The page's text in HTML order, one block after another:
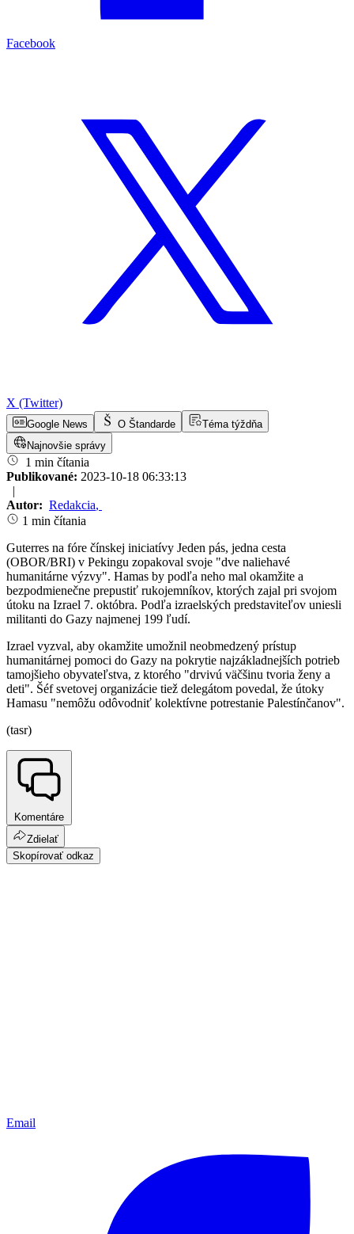
Facebook
X (Twitter)
Google News O Štandarde
Téma týždňa
Najnovšie správy
1 min čítania
Publikované: 2023-10-18 06:33:13
|
Autor: Redakcia,
1 min čítania
Guterres na fóre čínskej iniciatívy Jeden pás, jedna cesta
(OBOR/BRI) v Pekingu zopakoval svoje "dve naliehavé
humanitárne výzvy". Hamas by podľa neho mal okamžite a
bezpodmienečne prepustiť rukojemníkov, ktorých zajal pri svojom
útoku na Izrael 7. októbra. Podľa izraelských predstaviteľov uniesli
militanti do Gazy najmenej 199 ľudí.
Izrael vyzval, aby okamžite umožnil neobmedzený prístup
humanitárnej pomoci do Gazy na pokrytie najzákladnejších potrieb
tamojšieho obyvateľstva, z ktorého "drvivú väčšinu tvoria ženy a
deti". Šéf svetovej organizácie tiež delegátom povedal, že útoky
Hamasu "nemôžu odôvodniť kolektívne potrestanie Palestínčanov".
(tasr)
Komentáre
Zdielať
Skopírovať odkaz
Email